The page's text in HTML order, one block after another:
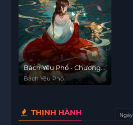
Bách Yêu Phổ - Chương
Lạc Dương
Bách Yêu Phổ
THỊNH HÀNH Ngày